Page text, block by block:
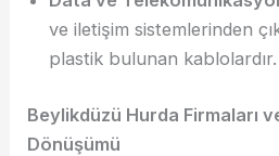
ve iletişim sistemlerinden
plastik bulunan kablolardır.
Beylikdüzü Hurda Firmaları
Dönüşümü